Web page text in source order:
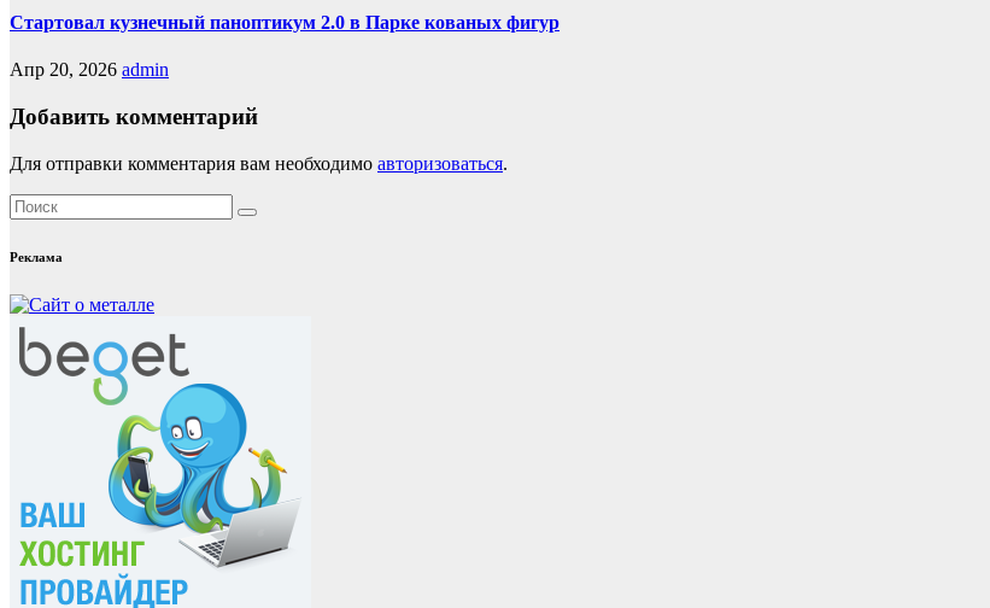
Стартовал кузнечный паноптикум 2.0 в Парке кованых фигур
Апр 20, 2026 admin
Добавить комментарий
Для отправки комментария вам необходимо авторизоваться.
Реклама